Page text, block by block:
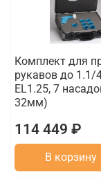
Комплект для
рукавов до 1.1/
EL1.25, 7
32мм)
114 449 ₽
В корзину